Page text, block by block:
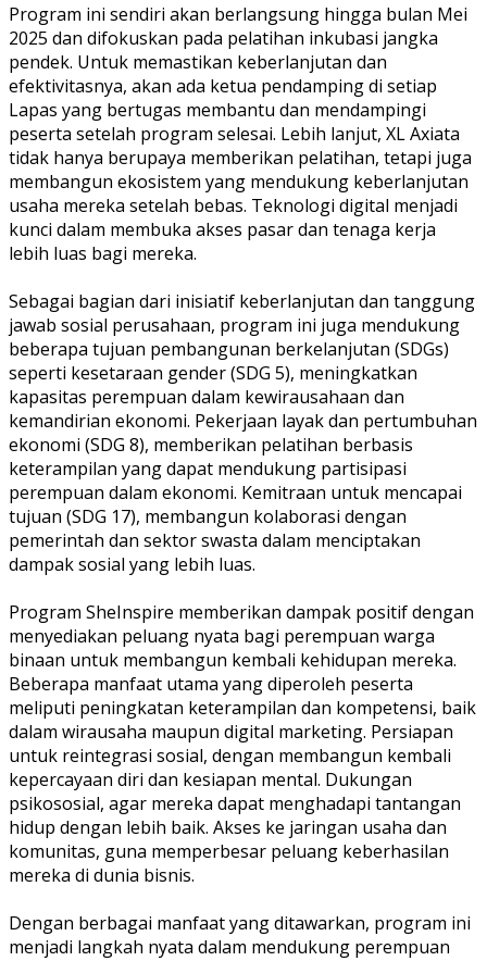
Program ini sendiri akan berlangsung hingga bulan Mei
2025 dan difokuskan pada pelatihan inkubasi jangka
pendek. Untuk memastikan keberlanjutan dan
efektivitasnya, akan ada ketua pendamping di setiap
Lapas yang bertugas membantu dan mendampingi
peserta setelah program selesai. Lebih lanjut, XL Axiata
tidak hanya berupaya memberikan pelatihan, tetapi juga
membangun ekosistem yang mendukung keberlanjutan
usaha mereka setelah bebas. Teknologi digital menjadi
kunci dalam membuka akses pasar dan tenaga kerja
lebih luas bagi mereka.
Sebagai bagian dari inisiatif keberlanjutan dan tanggung
jawab sosial perusahaan, program ini juga mendukung
beberapa tujuan pembangunan berkelanjutan (SDGs)
seperti kesetaraan gender (SDG 5), meningkatkan
kapasitas perempuan dalam kewirausahaan dan
kemandirian ekonomi. Pekerjaan layak dan pertumbuhan
ekonomi (SDG 8), memberikan pelatihan berbasis
keterampilan yang dapat mendukung partisipasi
perempuan dalam ekonomi. Kemitraan untuk mencapai
tujuan (SDG 17), membangun kolaborasi dengan
pemerintah dan sektor swasta dalam menciptakan
dampak sosial yang lebih luas.
Program SheInspire memberikan dampak positif dengan
menyediakan peluang nyata bagi perempuan warga
binaan untuk membangun kembali kehidupan mereka.
Beberapa manfaat utama yang diperoleh peserta
meliputi peningkatan keterampilan dan kompetensi, baik
dalam wirausaha maupun digital marketing. Persiapan
untuk reintegrasi sosial, dengan membangun kembali
kepercayaan diri dan kesiapan mental. Dukungan
psikososial, agar mereka dapat menghadapi tantangan
hidup dengan lebih baik. Akses ke jaringan usaha dan
komunitas, guna memperbesar peluang keberhasilan
mereka di dunia bisnis.
Dengan berbagai manfaat yang ditawarkan, program ini
menjadi langkah nyata dalam mendukung perempuan